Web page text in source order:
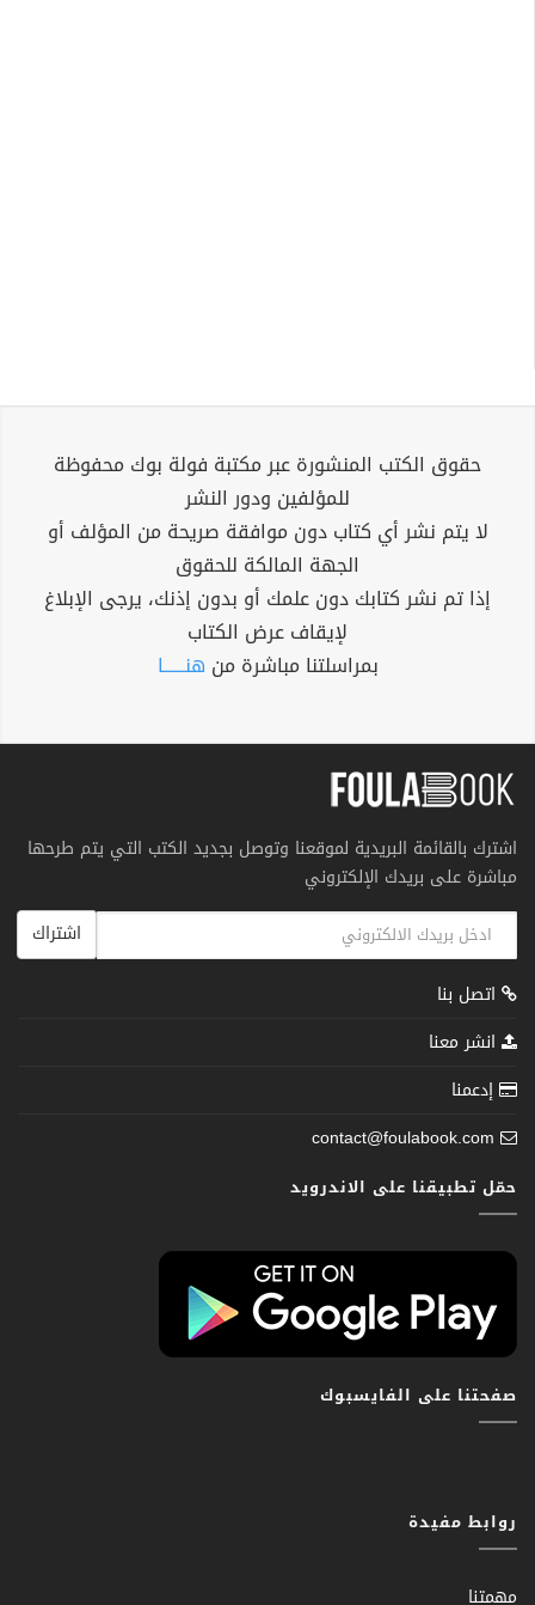
حقوق الكتب المنشورة عبر مكتبة فولة بوك محفوظة
للمؤلفين ودور النشر
لا يتم نشر أي كتاب دون موافقة صريحة من المؤلف أو
الجهة المالكة للحقوق
إذا تم نشر كتابك دون علمك أو بدون إذنك، يرجى الإبلاغ
لإيقاف عرض الكتاب
بمراسلتنا مباشرة من هنــــــا
اشترك بالقائمة البريدية لموقعنا وتوصل بجديد الكتب التي يتم طرحها
مباشرة على بريدك الإلكتروني
اشتراك
اتصل بنا
انشر معنا
إدعمنا
contact@foulabook.com
حمّل تطبيقنا على الاندرويد
صفحتنا على الفايسبوك
روابط مفيدة
مهمتنا